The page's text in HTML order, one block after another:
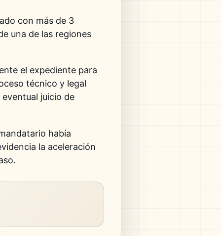
con más de 3
una de las regiones
el expediente para
técnico y legal
juicio de
había
la aceleración